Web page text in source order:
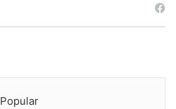
Popular